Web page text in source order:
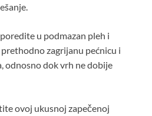
u podmazan pleh i
zagrijanu pećnicu i
odnosno dok vrh ne dobije
ovoj ukusnoj zapečenoj